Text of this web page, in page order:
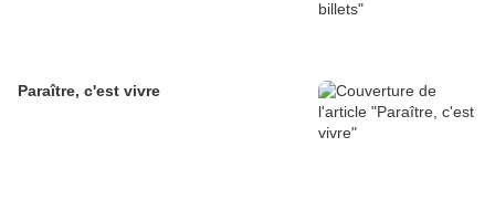
Paraître, c'est vivre